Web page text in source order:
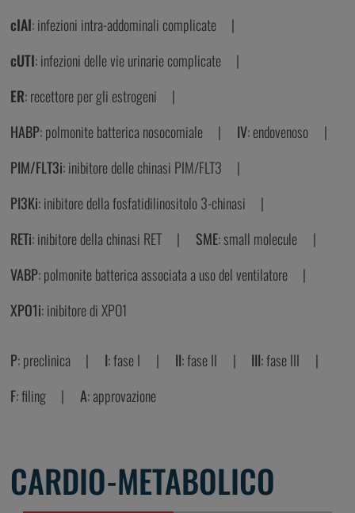
cIAI: infezioni intra-addominali complicate
cUTI: infezioni delle vie urinarie complicate
ER: recettore per gli estrogeni
HABP: polmonite batterica nosocomiale IV: endovenoso
PIM/FLT3i: inibitore delle chinasi PIM/FLT3
PI3Ki: inibitore della fosfatidilinositolo 3-chinasi
RETi: inibitore della chinasi RET SME: small molecule
VABP: polmonite batterica associata a uso del ventilatore
XPO1i: inibitore di XPO1
P: preclinica I: fase I II: fase II III: fase III
F: filing A: approvazione
CARDIO-METABOLICO